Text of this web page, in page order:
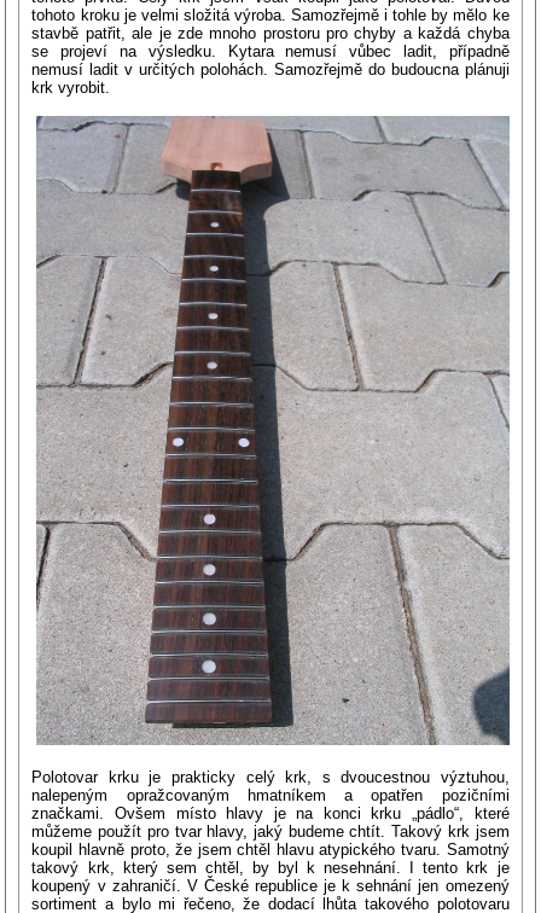
tohoto kroku je velmi složitá výroba. Samozřejmě i tohle by mělo ke
stavbě patřit, ale je zde mnoho prostoru pro chyby a každá chyba
se projeví na výsledku. Kytara nemusí vůbec ladit, případně
nemusí ladit v určitých polohách. Samozřejmě do budoucna plánuji
krk vyrobit.
Polotovar krku je prakticky celý krk, s dvoucestnou výztuhou,
nalepeným opražcovaným hmatníkem a opatřen pozičními
značkami. Ovšem místo hlavy je na konci krku „pádlo“, které
můžeme použít pro tvar hlavy, jaký budeme chtít. Takový krk jsem
koupil hlavně proto, že jsem chtěl hlavu atypického tvaru. Samotný
takový krk, který sem chtěl, by byl k nesehnání. I tento krk je
koupený v zahraničí. V České republice je k sehnání jen omezený
sortiment a bylo mi řečeno, že dodací lhůta takového polotovaru